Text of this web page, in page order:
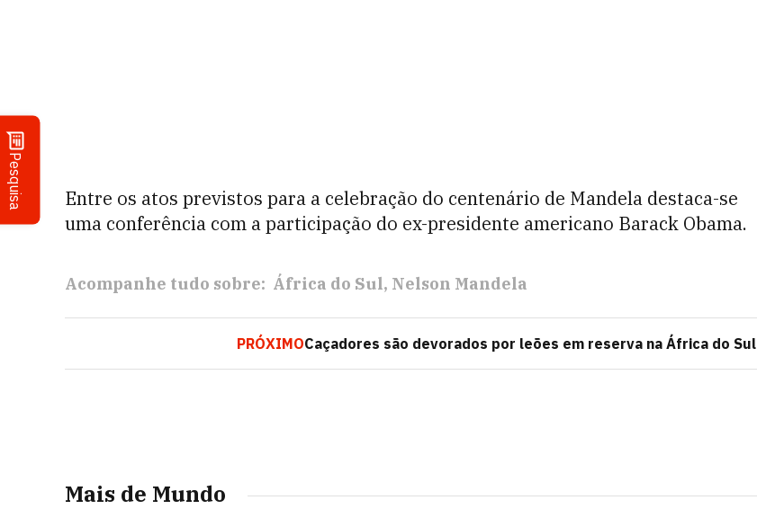
Pesquisa
Entre os atos previstos para a celebração do centenário de Mandela destaca-se
uma conferência com a participação do ex-presidente americano Barack Obama.
Acompanhe tudo sobre: África do Sul Nelson Mandela
PRÓXIMOCaçadores são devorados por leões em reserva na África do Sul
Mais de Mundo